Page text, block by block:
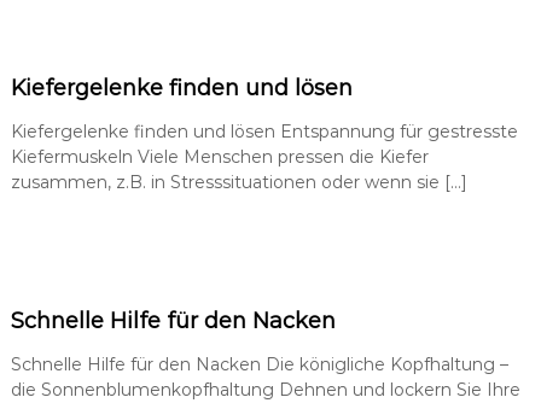
Kiefergelenke finden und lösen
Kiefergelenke finden und lösen Entspannung für gestresste
Kiefermuskeln Viele Menschen pressen die Kiefer
zusammen, z.B. in Stresssituationen oder wenn sie […]
Schnelle Hilfe für den Nacken
Schnelle Hilfe für den Nacken Die königliche Kopfhaltung –
die Sonnenblumenkopfhaltung Dehnen und lockern Sie Ihre